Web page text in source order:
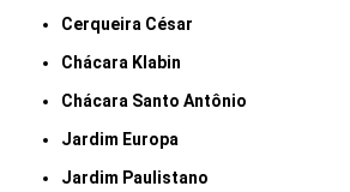
Cerqueira César
Chácara Klabin
Chácara Santo Antônio
Jardim Europa
Jardim Paulistano